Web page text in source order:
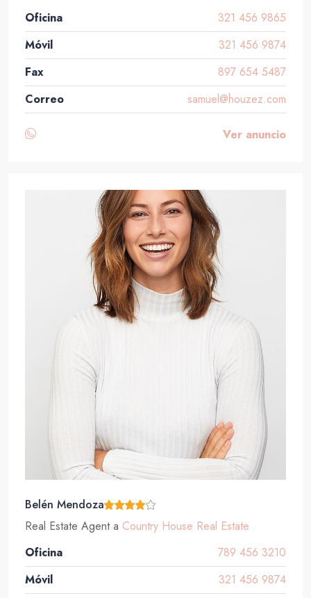
Oficina
321 456 9865
Móvil
321 456 9874
Fax
897 654 5487
Correo
samuel@houzez.com
Ver anuncio
Belén Mendoza
Real Estate Agenta Country House Real Estate
Oficina
789 456 3210
Móvil
321 456 9874